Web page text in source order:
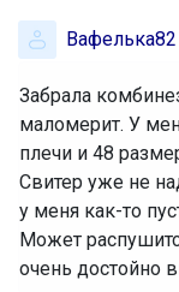
Вафелька82
Забрала
маломерит. У
плечи и 48
Свитер уже не
у меня как-то
Может
очень достойно